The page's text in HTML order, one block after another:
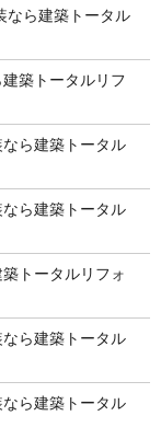
なら建築トータル
築トータルリフ
ら建築トータル
ら建築トータル
トータルリフォ
ら建築トータル
ら建築トータル